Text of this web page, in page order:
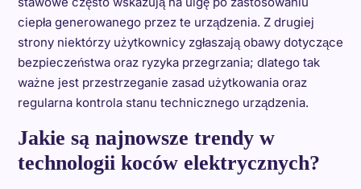
ciepła generowanego przez te urządzenia. Z drugiej
strony niektórzy użytkownicy zgłaszają obawy dotyczące
bezpieczeństwa oraz ryzyka przegrzania; dlatego tak
ważne jest przestrzeganie zasad użytkowania oraz
regularna kontrola stanu technicznego urządzenia.
Jakie są najnowsze trendy w
technologii koców elektrycznych?